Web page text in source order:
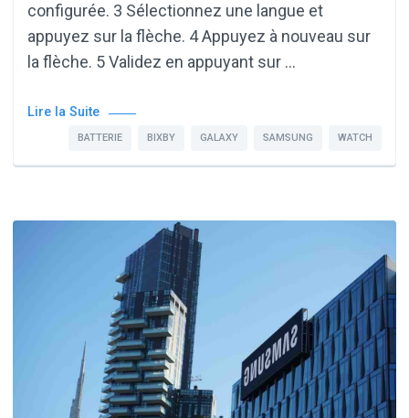
configurée. 3 Sélectionnez une langue et
appuyez sur la flèche. 4 Appuyez à nouveau sur
la flèche. 5 Validez en appuyant sur …
Lire la Suite
BATTERIE BIXBY GALAXY SAMSUNG WATCH